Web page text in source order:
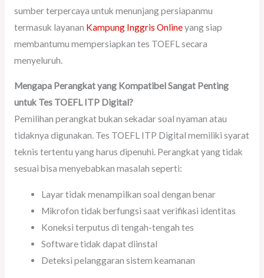
sumber terpercaya untuk menunjang persiapanmu
termasuk layanan Kampung Inggris Onlineyang siap
membantumu mempersiapkan tes TOEFL secara
menyeluruh.
Mengapa Perangkat yang Kompatibel Sangat Penting
untuk Tes TOEFL ITP Digital?
Pemilihan perangkat bukan sekadar soal nyaman atau
tidaknya digunakan. Tes TOEFL ITP Digital memiliki syarat
teknis tertentu yang harus dipenuhi. Perangkat yang tidak
sesuai bisa menyebabkan masalah seperti:
Layar tidak menampilkan soal dengan benar
Mikrofon tidak berfungsi saat verifikasi identitas
Koneksi terputus di tengah-tengah tes
Software tidak dapat diinstal
Deteksi pelanggaran sistem keamanan